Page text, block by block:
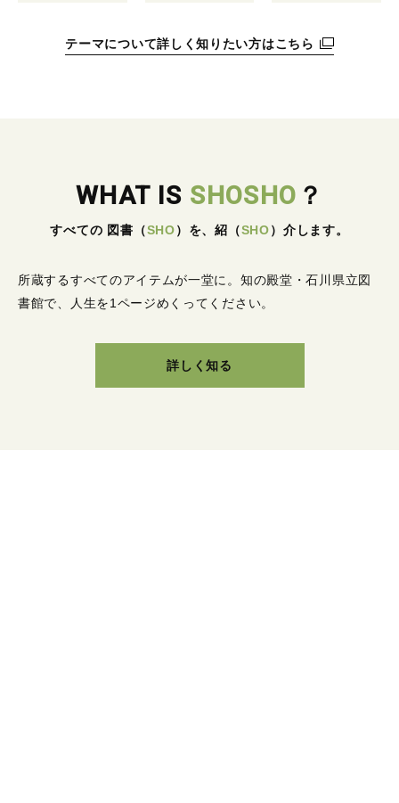
テーマについて詳しく知りたい方はこちら
WHAT IS SHOSHO ？
すべての 図書 （SHO） を、紹 （SHO） 介します。
所蔵するすべてのアイテムが一堂に。 知の殿堂・石川県立図
書館で、人生を1ページめくってください。
詳しく知る